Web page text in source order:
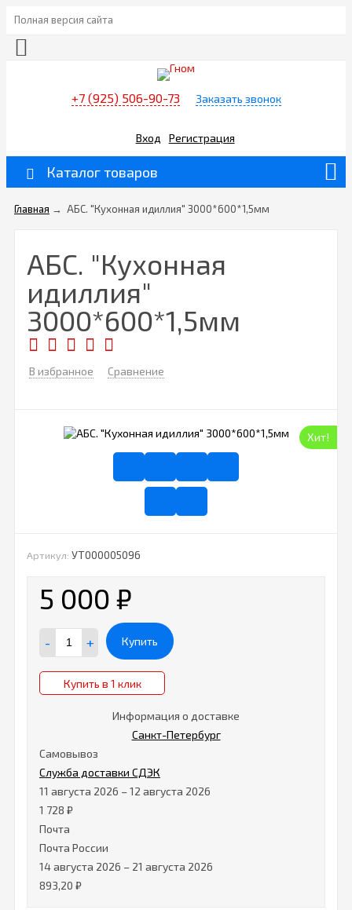
Полная версия сайта
+7 (925) 506-90-73 Заказать звонок
Вход Регистрация
Каталог товаров
Главная → АБС. "Кухонная идиллия" 3000*600*1,5мм
АБС. "Кухонная
идиллия"
3000*600*1,5мм
В избранное Сравнение
Хит!
Артикул: УТ000005096
5 000 ₽
- + Купить
Купить в 1 клик
Информация о доставке
Санкт-Петербург
Самовывоз
Служба доставки СДЭК
11 августа 2026 –12 августа 2026
1 728 ₽
Почта
Почта России
14 августа 2026 – 21 августа 2026
893,20 ₽